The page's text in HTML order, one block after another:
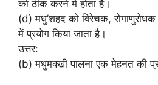
को ठीक करने में होता है।
(d) मधु’शहद को विरेचक,
में प्रयोग किया जाता है।
उत्तर:
(b) मधुमक्खी पालना एक मेहनत की